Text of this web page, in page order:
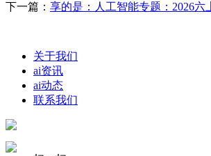
下一篇： 享的是：人工智能专题：2026六
关于我们
ai资讯
ai动态
联系我们